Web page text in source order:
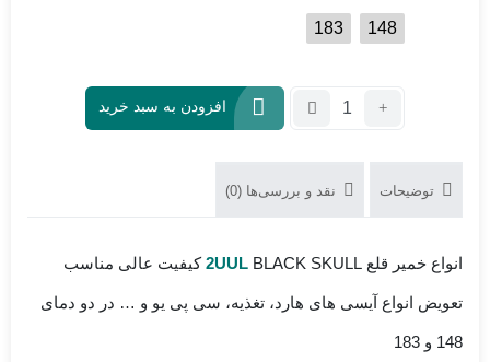
148
183
تعداد:
BLACK
افزودن به سبد خرید
توضیحات نقد و بررسی‌ها (0)
انواع خمیر قلع 2UULBLACK SKULL کیفیت عالی مناسب
تعویض انواع آیسی های هارد، تغذیه، سی پی یو و … در دو دمای
148 و 183